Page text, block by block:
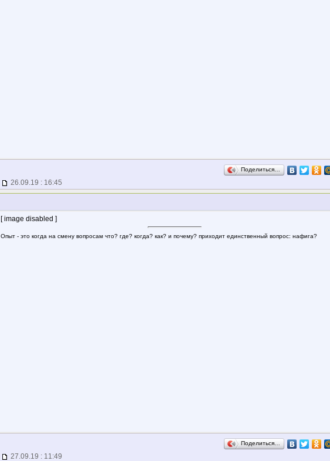
Поделиться…
26.09.19 : 16:45
[ image disabled ]
Опыт - это когда на смену вопросам что? где? когда? как? и почему? приходит единственный вопрос: нафига?
Поделиться…
27.09.19 : 11:49